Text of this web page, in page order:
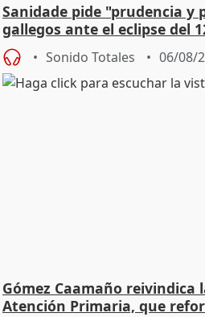
Sanidade pide "prudencia y
gallegos ante el eclipse del
Sonido Totales 06/08/
Gómez Caamaño reivindica
Atención Primaria, que